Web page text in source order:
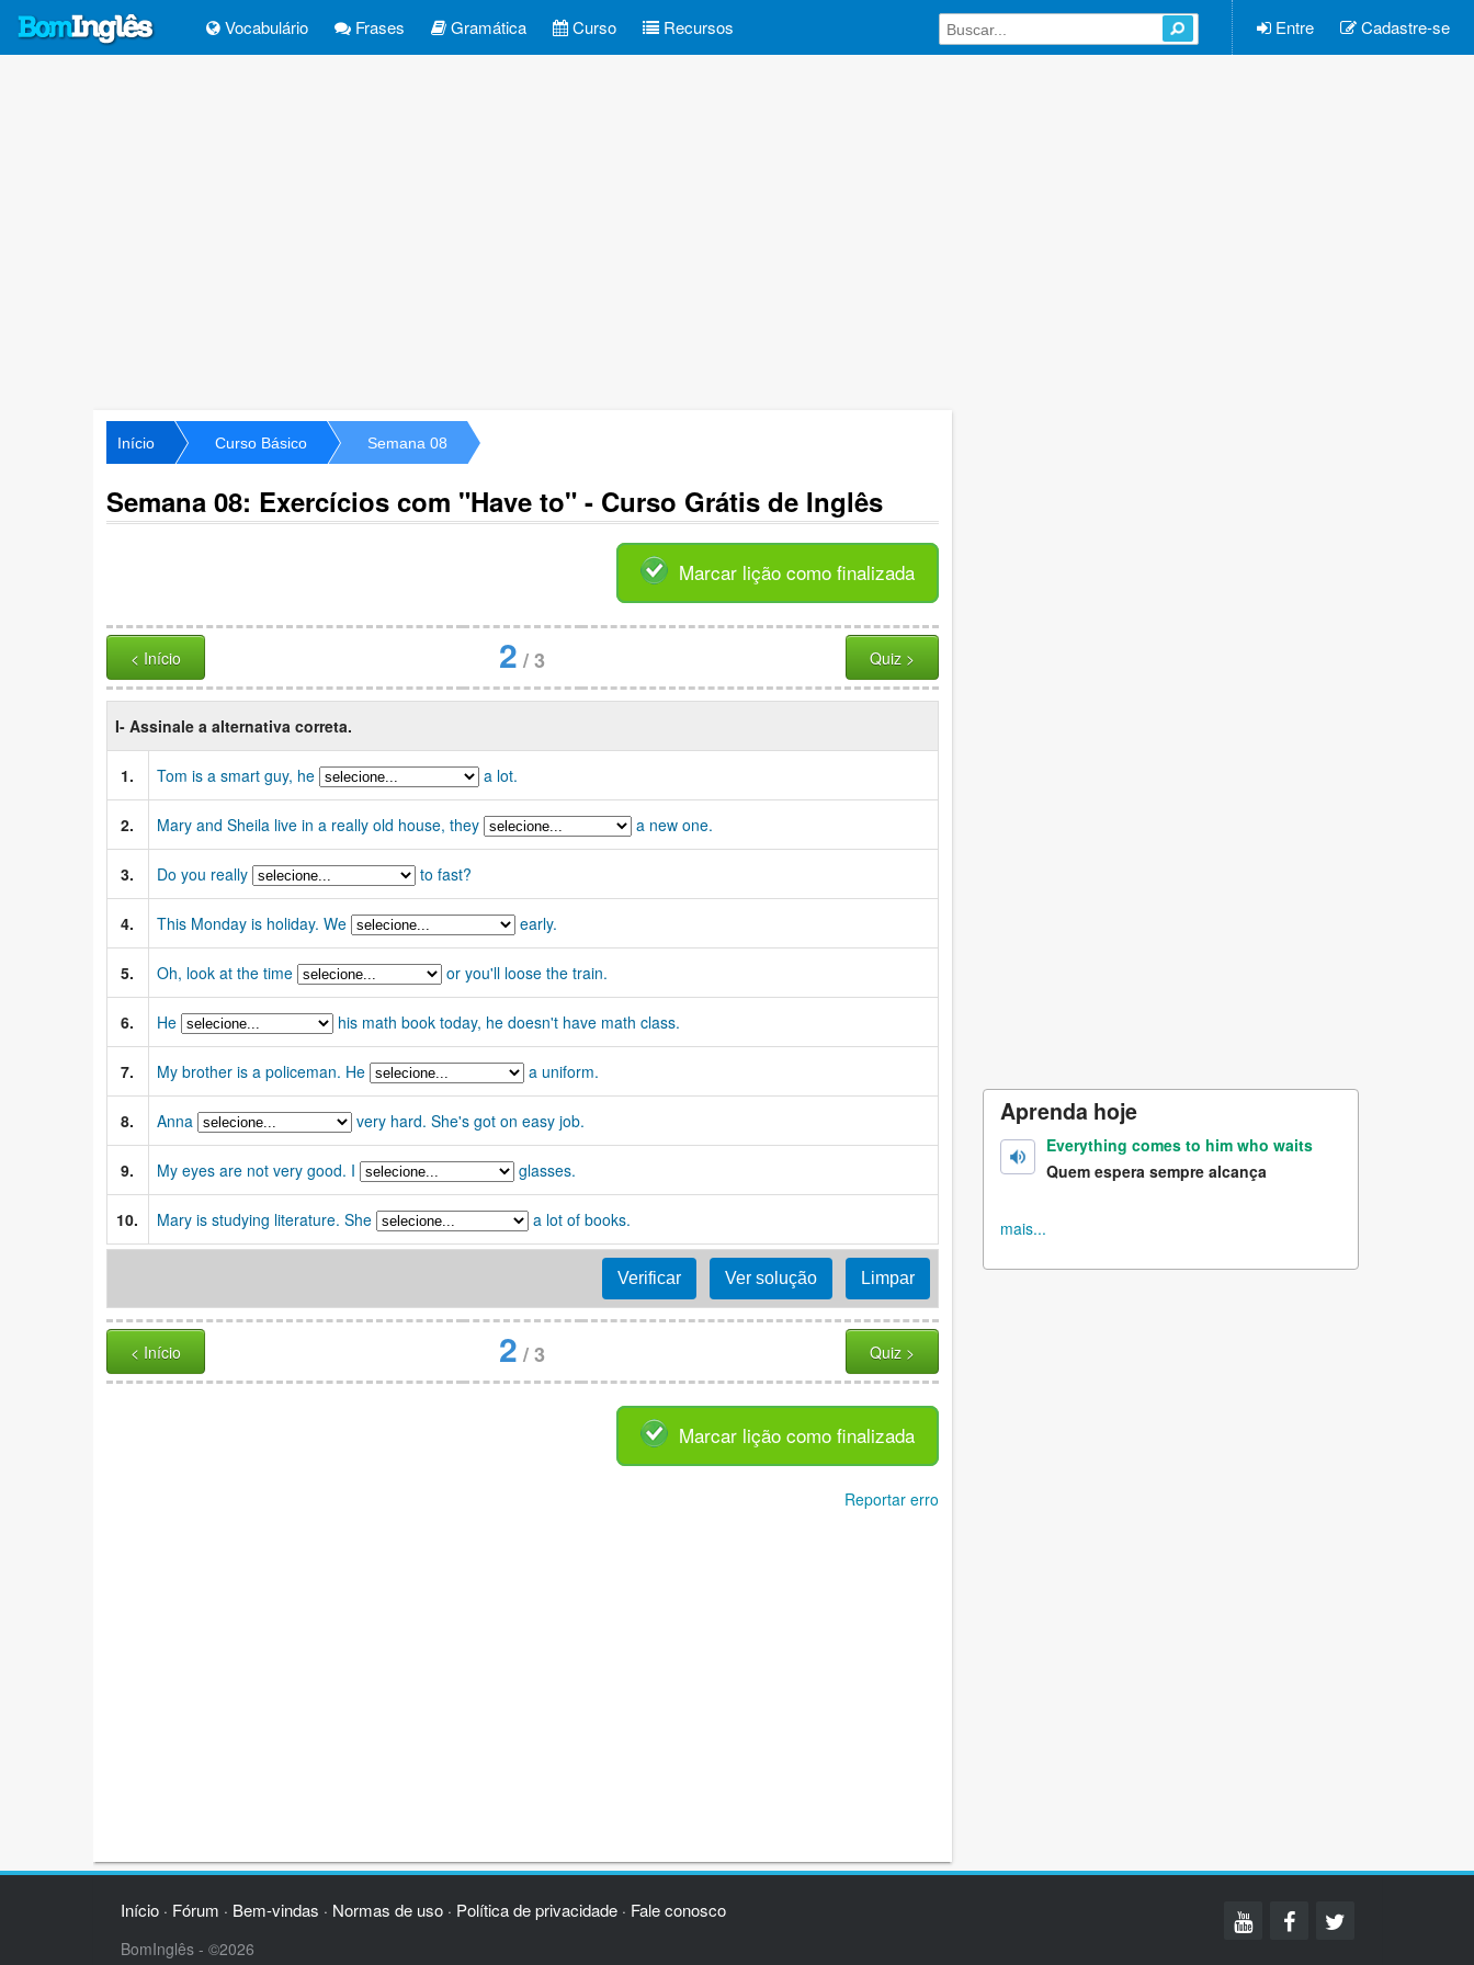
Vocabulário Frases Gramática Curso Recursos Entre Cadastre-se
Início Curso Básico Semana 08
Semana 08: Exercícios com "Have to" - Curso Grátis de Inglês
Marcar lição como finalizada
< Início 2 /3 Quiz >
I- Assinale a alternativa correta.
1. Tom is a smart guy, he a lot.
2. Mary and Sheila live in a really old house, they a new one.
3. Do you really to fast?
4. This Monday is holiday. We early.
5. Oh, look at the time or you'll loose the train.
6. He his math book today, he doesn't have math class.
7. My brother is a policeman. He a uniform.
8. Anna very hard. She's got on easy job.
9. My eyes are not very good. I glasses.
10. Mary is studying literature. She a lot of books.
< Início 2 /3 Quiz >
Marcar lição como finalizada
Reportar erro
Aprenda hoje
Everything comes to him who waits
Quem espera sempre alcança
mais...
Início· Fórum · Bem-vindas · Normas de uso· Política de privacidade· Fale conosco
BomInglês - ©2026